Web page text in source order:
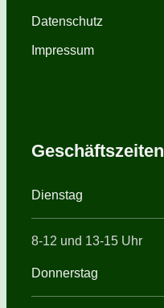
Datenschutz
Impressum
Geschäftszeiten
Dienstag
8-12 und 13-15 Uhr
Donnerstag